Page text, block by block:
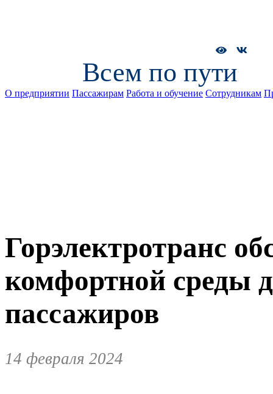
Всем по пути
О предприятии Пассажирам Работа и обучение Сотрудникам
Горэлектротранс
комфортной среды
пассажиров
14 февраля 2024